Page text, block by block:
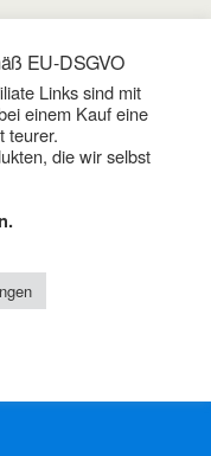
EU-DSGVO
Links sind mit
einem Kauf eine
teurer.
die wir selbst